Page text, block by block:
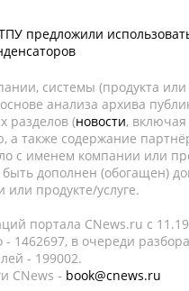
предложили
системы (продукта или
анализа архива
разделов (новости,
а также содержание
с именем компании или
дополнен (обогащен)
продукте/услуге.
портала CNews.ru c
1462697, в очереди
- 199002.
CNews - book@cnews.ru